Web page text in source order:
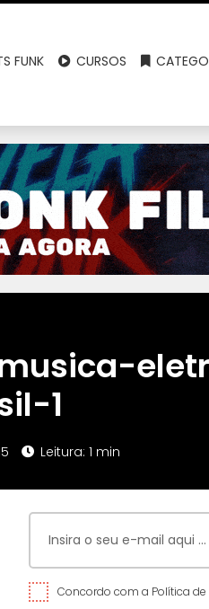
FUNK CURSOS
1
Leitura: 1 min
Concordo com a Política de